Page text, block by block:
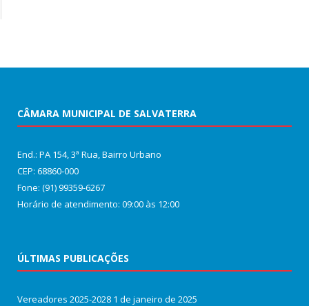
CÂMARA MUNICIPAL DE SALVATERRA
End.: PA 154, 3ª Rua, Bairro Urbano
CEP: 68860‑000
Fone: (91) 99359-6267
Horário de atendimento: 09:00 às 12:00
ÚLTIMAS PUBLICAÇÕES
Vereadores 2025-2028 1 de janeiro de 2025